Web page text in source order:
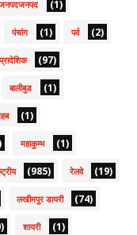
(1)
पंचांग (1) पर्व (2)
(97)
बालीबुड (1)
(1)
महाकुम्भ (1)
(985) रेलवे (19)
लखीमपुर डायरी (74)
शायरी (1)